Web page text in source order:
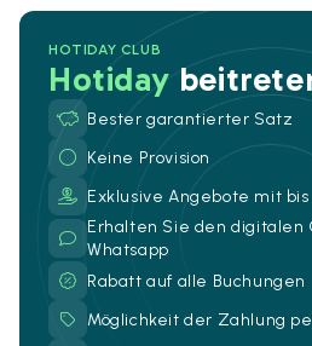
HOTIDAY CLUB
Hotiday
Bester garantierter Satz
Keine Provision
Exklusive Angebote mit
Erhalten Sie den digitalen
Whatsapp
Rabatt auf alle Buchungen
Möglichkeit der Zahlung